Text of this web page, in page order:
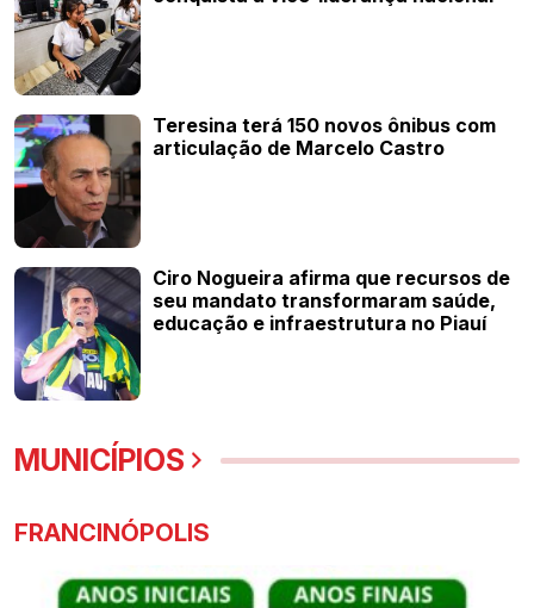
Teresina terá 150 novos ônibus com
articulação de Marcelo Castro
Ciro Nogueira afirma que recursos de
seu mandato transformaram saúde,
educação e infraestrutura no Piauí
MUNICÍPIOS
FRANCINÓPOLIS